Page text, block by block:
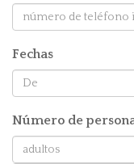
Fechas
Número de